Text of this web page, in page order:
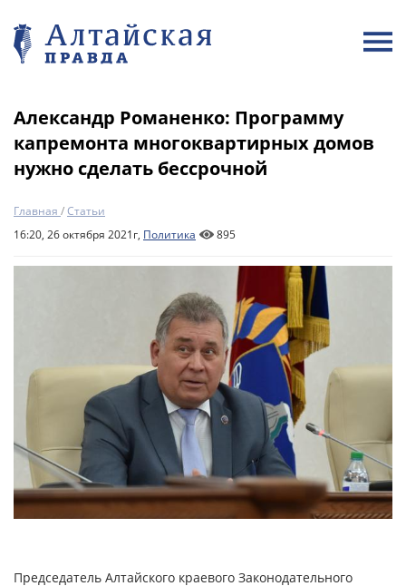
Александр Романенко: Программу
капремонта многоквартирных домов
нужно сделать бессрочной
Главная /Статьи
16:20, 26 октября 2021г, Политика 895
Председатель Алтайского краевого Законодательного